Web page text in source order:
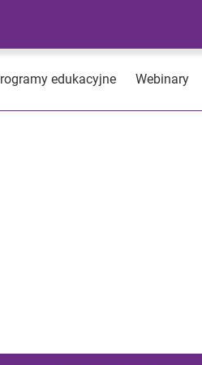
edukacyjne Webinary